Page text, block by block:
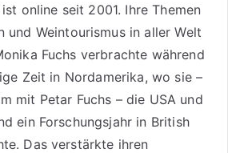
online seit 2001. Ihre Themen
und Weintourismusin aller Welt
Fuchs verbrachte während
Zeit in Nordamerika, wo sie –
mit Petar Fuchs – die USA und
ein Forschungsjahr in British
Das verstärkte ihren